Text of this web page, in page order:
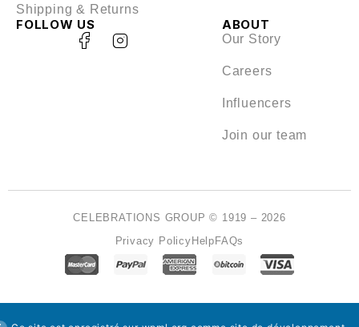
ABOUT
Our Story
Careers
Influencers
Join our team
Shipping & Returns
FOLLOW US
Privacy PolicyHelpFAQs
CELEBRATIONS GROUP © 1919 – 2026